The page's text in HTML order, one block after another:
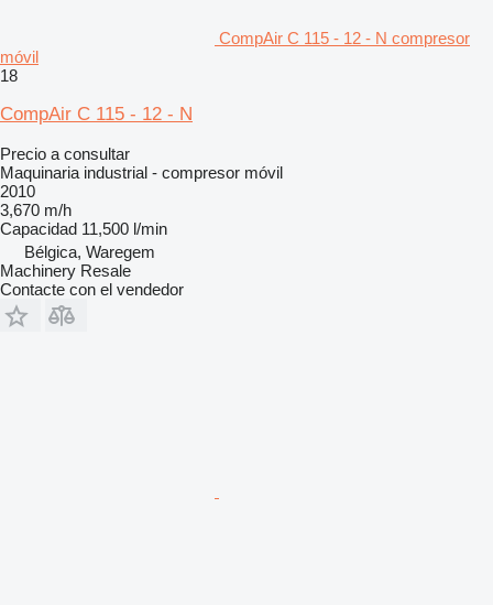
CompAir C 115 - 12 - N compresor
móvil
18
CompAir C 115 - 12 - N
Precio a consultar
Maquinaria industrial - compresor móvil
2010
3,670 m/h
Capacidad 11,500 l/min
Bélgica, Waregem
Machinery Resale
Contacte con el vendedor